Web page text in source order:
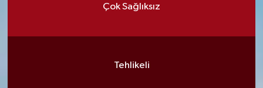
Çok Sağlıksız
Tehlikeli